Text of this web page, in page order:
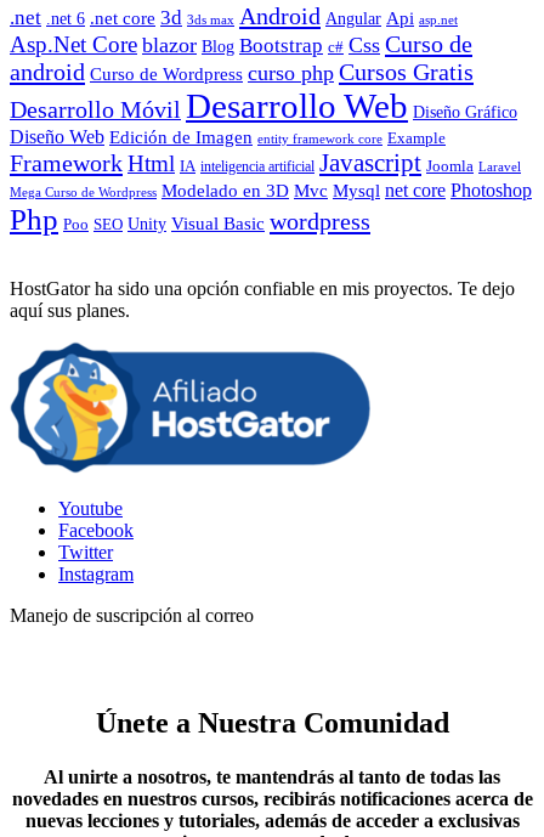
.net .net 6 .net core 3d 3ds max Android Angular Api asp.net
Asp.Net Core blazor Blog Bootstrap c# Css Curso de
android Curso de Wordpress curso php Cursos Gratis
Desarrollo Móvil Desarrollo Web Diseño Gráfico
Diseño Web Edición de Imagen entity framework core Example
FrameworkHtml IA inteligencia artificial Javascript Joomla Laravel
Mega Curso de Wordpress Modelado en 3D Mvc Mysql net core Photoshop
Php Poo SEO Unity Visual Basic wordpress
HostGator ha sido una opción confiable en mis proyectos. Te dejo
aquí sus planes.
Youtube
Facebook
Twitter
Instagram
Manejo de suscripción al correo
Únete a Nuestra Comunidad
Al unirte a nosotros, te mantendrás al tanto de todas las
novedades en nuestros cursos, recibirás notificaciones acerca de
nuevas lecciones y tutoriales, además de acceder a exclusivas